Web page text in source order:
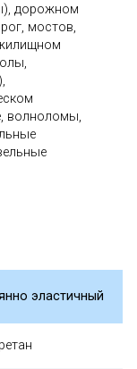
дорожном
мостов,
волноломы,
эластичный